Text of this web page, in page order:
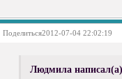
Поделиться2012-07-04 22:02:19
Людмила